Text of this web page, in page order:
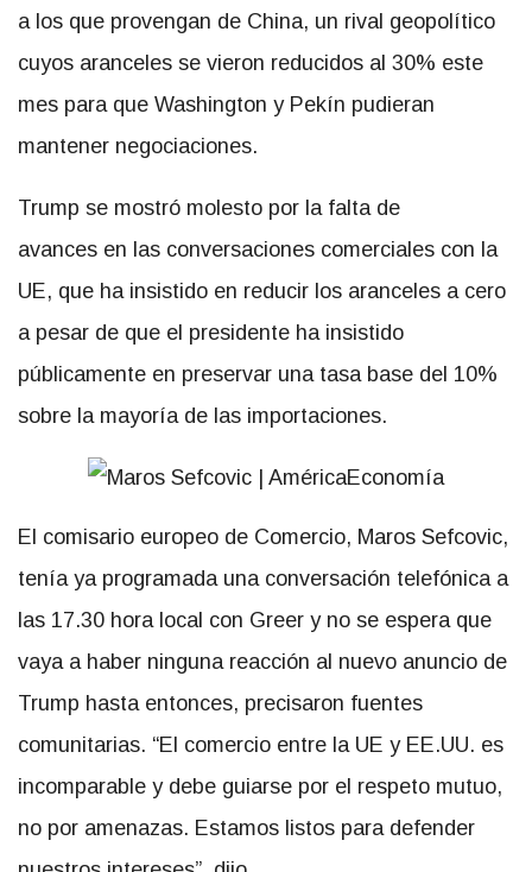
a los que provengan de China, un rival geopolítico
cuyos aranceles se vieron reducidos al 30% este
mes para que Washington y Pekín pudieran
mantener negociaciones.
Trump se mostró molesto por la falta de
avances en las conversaciones comerciales con la
UE, que ha insistido en reducir los aranceles a cero
a pesar de que el presidente ha insistido
públicamente en preservar una tasa base del 10%
sobre la mayoría de las importaciones.
El comisario europeo de Comercio, Maros Sefcovic,
tenía ya programada una conversación telefónica a
las 17.30 hora local con Greer y no se espera que
vaya a haber ninguna reacción al nuevo anuncio de
Trump hasta entonces, precisaron fuentes
comunitarias. “El comercio entre la UE y EE.UU. es
incomparable y debe guiarse por el respeto mutuo,
no por amenazas. Estamos listos para defender